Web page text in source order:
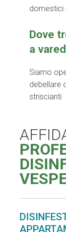
domestici
Dove
a
Siamo
debellare
striscianti